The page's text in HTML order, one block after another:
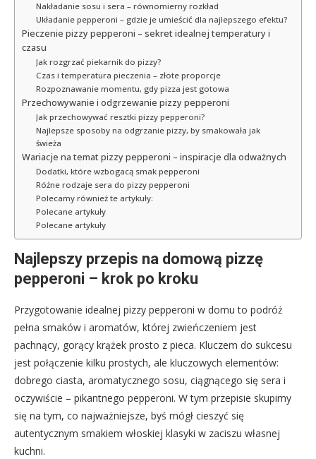
Nakładanie sosu i sera – równomierny rozkład
Układanie pepperoni – gdzie je umieścić dla najlepszego efektu?
Pieczenie pizzy pepperoni – sekret idealnej temperatury i
czasu
Jak rozgrzać piekarnik do pizzy?
Czas i temperatura pieczenia – złote proporcje
Rozpoznawanie momentu, gdy pizza jest gotowa
Przechowywanie i odgrzewanie pizzy pepperoni
Jak przechowywać resztki pizzy pepperoni?
Najlepsze sposoby na odgrzanie pizzy, by smakowała jak
świeża
Wariacje na temat pizzy pepperoni – inspiracje dla odważnych
Dodatki, które wzbogacą smak pepperoni
Różne rodzaje sera do pizzy pepperoni
Polecamy również te artykuły:
Polecane artykuły
Polecane artykuły
Najlepszy przepis na domową pizzę
pepperoni – krok po kroku
Przygotowanie idealnej pizzy pepperoni w domu to podróż
pełna smaków i aromatów, której zwieńczeniem jest
pachnący, gorący krążek prosto z pieca. Kluczem do sukcesu
jest połączenie kilku prostych, ale kluczowych elementów:
dobrego ciasta, aromatycznego sosu, ciągnącego się sera i
oczywiście – pikantnego pepperoni. W tym przepisie skupimy
się na tym, co najważniejsze, byś mógł cieszyć się
autentycznym smakiem włoskiej klasyki w zaciszu własnej
kuchni.